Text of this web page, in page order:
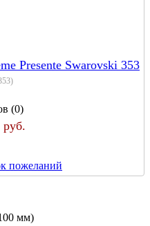
Presente Swarovski 353
)
(0)
руб.
пожеланий
мм)